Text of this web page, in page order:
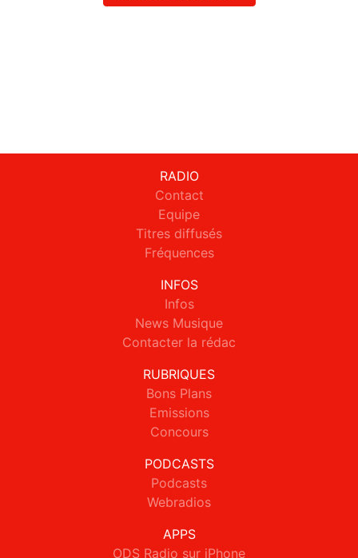
RADIO
Contact
Equipe
Titres diffusés
Fréquences
INFOS
Infos
News Musique
Contacter la rédac
RUBRIQUES
Bons Plans
Emissions
Concours
PODCASTS
Podcasts
Webradios
APPS
ODS Radio sur iPhone